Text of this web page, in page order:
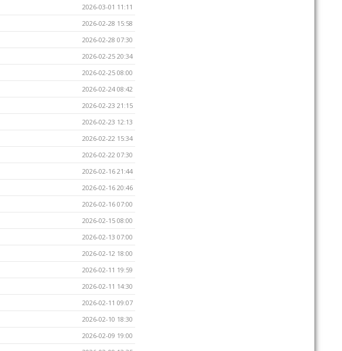
2026-03-01 11:11
2026-02-28 15:58
2026-02-28 07:30
2026-02-25 20:34
2026-02-25 08:00
2026-02-24 08:42
2026-02-23 21:15
2026-02-23 12:13
2026-02-22 15:34
2026-02-22 07:30
2026-02-16 21:44
2026-02-16 20:46
2026-02-16 07:00
2026-02-15 08:00
2026-02-13 07:00
2026-02-12 18:00
2026-02-11 19:59
2026-02-11 14:30
2026-02-11 09:07
2026-02-10 18:30
2026-02-09 19:00